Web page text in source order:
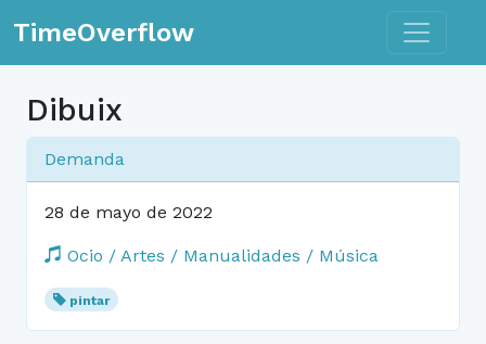
TimeOverflow Toggle
Dibuix
Demanda
28 de mayo de 2022
Ocio / Artes / Manualidades / Música
pintar